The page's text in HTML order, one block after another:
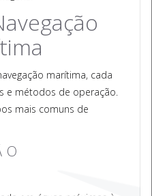
marítima, cada
e métodos de operação.
mais comuns de